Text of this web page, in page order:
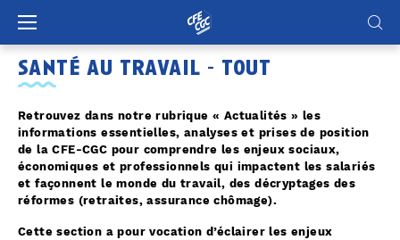
santé au travail - tout
Retrouvez dans notre rubrique « Actualités » les
informations essentielles, analyses et prises de position
de la CFE-CGC pour comprendre les enjeux sociaux,
économiques et professionnels qui impactent les salariés
et façonnent le monde du travail, des décryptages des
réformes (retraites, assurance chômage).
Cette section a pour vocation d’éclairer les enjeux
Panneau de gestion des cookies